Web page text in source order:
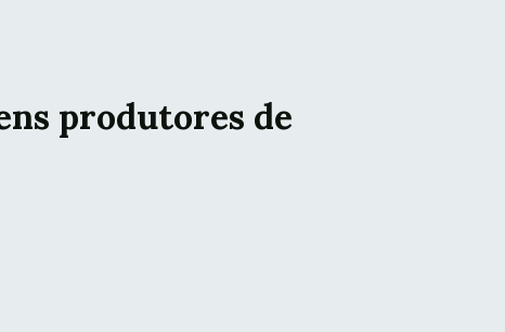
produtores de